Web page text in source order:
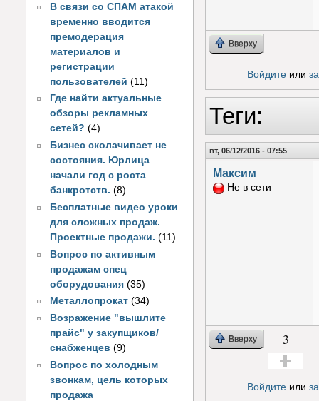
В связи со СПАМ атакой
временно вводится
премодерация
материалов и
регистрации
пользователей(11)
Где найти актуальные
обзоры рекламных
сетей? (4)
Бизнес сколачивает не
состояния. Юрлица
начали год с роста
банкротств. (8)
Бесплатные видео уроки
для сложных продаж.
Проектные продажи. (11)
Вопрос по активным
продажам спец
оборудования (35)
Металлопрокат (34)
Возражение "вышлите
прайс" у закупщиков/
снабженцев (9)
Вопрос по холодным
звонкам, цель которых
продажа
Вверху
Войдитеили
Теги:
вт, 06/12/2016 - 07:55
Максим
Не в сети
Вверху 3
Войдитеили